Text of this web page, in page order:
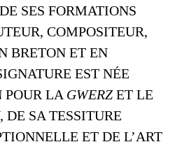
SES FORMATIONS
COMPOSITEUR,
BRETON ET EN
EST NÉE
POUR LA GWERZET LE
, DE SA TESSITURE
ET DE L’ART